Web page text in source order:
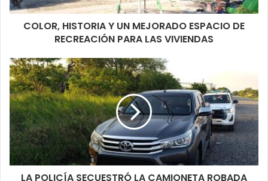
COLOR, HISTORIA Y UN MEJORADO ESPACIO DE
RECREACIÓN PARA LAS VIVIENDAS
LA POLICÍA SECUESTRÓ LA CAMIONETA ROBADA